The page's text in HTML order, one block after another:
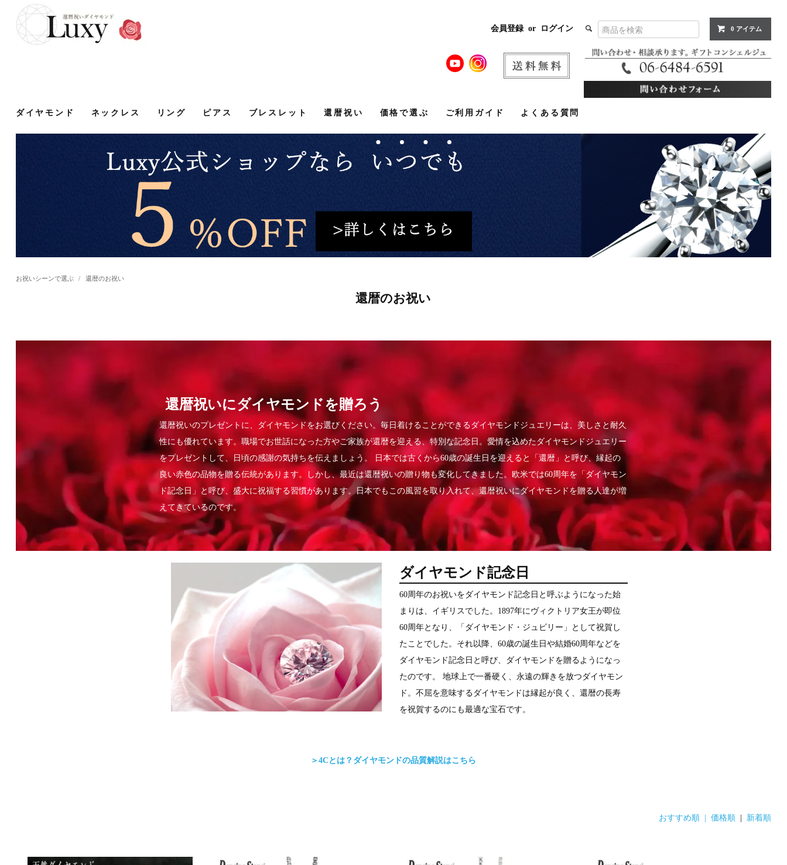
会員登録 or ログイン 0 アイテム
ダイヤモンド ネックレス リング ピアス ブレスレット 還暦祝い 価格で選ぶ ご利用ガイド よくある質問
お祝いシーンで選ぶ / 還暦のお祝い
還暦のお祝い
還暦祝いにダイヤモンドを贈ろう
還暦祝いのプレゼントに、ダイヤモンドをお選びください。毎日着けることができるダイヤモンドジュエリーは、美しさと耐久
性にも優れています。職場でお世話になった方やご家族が還暦を迎える、特別な記念日。愛情を込めたダイヤモンドジュエリー
をプレゼントして、日頃の感謝の気持ちを伝えましょう。 日本では古くから60歳の誕生日を迎えると「還暦」と呼び、縁起の
良い赤色の品物を贈る伝統があります。しかし、最近は還暦祝いの贈り物も変化してきました。欧米では60周年を「ダイヤモン
ド記念日」と呼び、盛大に祝福する習慣があります。日本でもこの風習を取り入れて、還暦祝いにダイヤモンドを贈る人達が増
えてきているのです。
ダイヤモンド記念日
60周年のお祝いをダイヤモンド記念日と呼ぶようになった始
まりは、イギリスでした。1897年にヴィクトリア女王が即位
60周年となり、「ダイヤモンド・ジュビリー」として祝賀し
たことでした。それ以降、60歳の誕生日や結婚60周年などを
ダイヤモンド記念日と呼び、ダイヤモンドを贈るようになっ
たのです。 地球上で一番硬く、永遠の輝きを放つダイヤモン
ド。不屈を意味するダイヤモンドは縁起が良く、還暦の長寿
を祝賀するのにも最適な宝石です。
＞4Cとは？ダイヤモンドの品質解説はこちら
おすすめ順 |価格順 新着順